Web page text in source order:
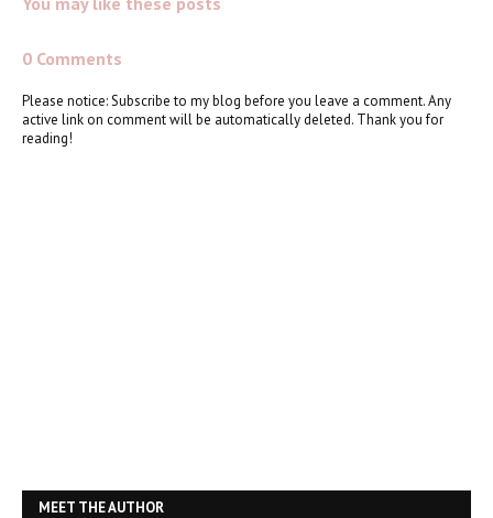
0 Comments
Please notice: Subscribe to my blog before you leave a comment. Any
active link on comment will be automatically deleted. Thank you for
reading!
MEET THE AUTHOR